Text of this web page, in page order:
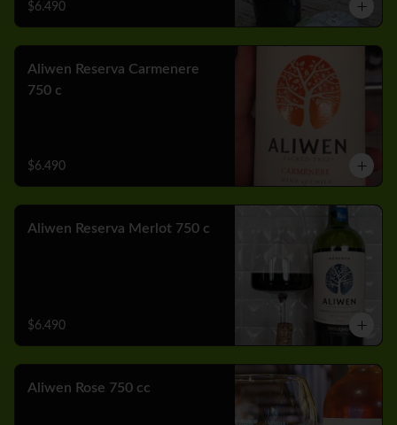
$6.490
Aliwen Reserva Carmenere
750 c
$6.490
Aliwen Reserva Merlot 750 c
$6.490
Aliwen Rose 750 cc